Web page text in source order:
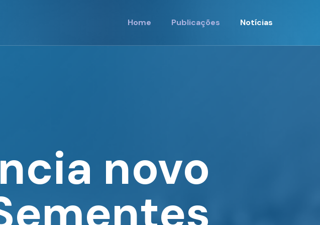
Home Publicações Notícias
novo